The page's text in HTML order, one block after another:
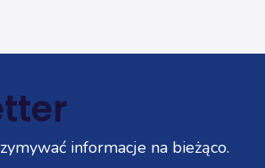
informacje na bieżąco.